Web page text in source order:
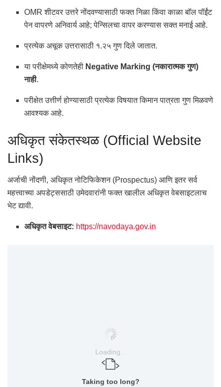
OMR शीटवर उत्तरे नोंदवण्यासाठी फक्त निळा किंवा काळा बॉल पॉईंट
पेन वापरणे अनिवार्य आहे; पेन्सिलचा वापर करण्यास सक्त मनाई आहे.
प्रत्येक अचूक उत्तरासाठी १.२५ गुण दिले जातात.
या परीक्षेमध्ये कोणतेही Negative Marking (नकारात्मक गुण)
नाही.
परीक्षेत उत्तीर्ण होण्यासाठी प्रत्येक विषयात किमान पात्रता गुण मिळवणे
आवश्यक आहे.
अधिकृत संकेतस्थळ (Official Website
Links)
अर्जाची नोंदणी, अधिकृत नोटिफिकेशन (Prospectus) आणि इतर सर्व
महत्त्वाच्या अपडेट्ससाठी उमेदवारांनी फक्त खालील अधिकृत वेबसाइटलाच
भेट द्यावी.
अधिकृत वेबसाइट: https://navodaya.gov.in
Loading...
Taking too long?